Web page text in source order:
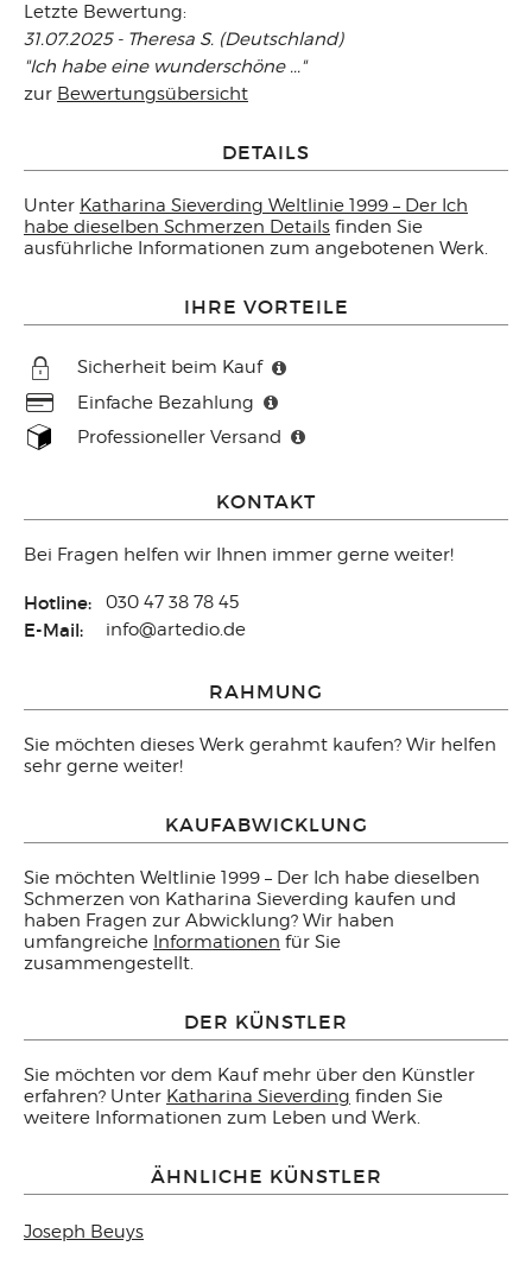
Letzte Bewertung:
31.07.2025 - Theresa S. (Deutschland)
"Ich habe eine wunderschöne ..."
zur Bewertungsübersicht
DETAILS
Unter Katharina Sieverding Weltlinie 1999 – Der Ich
habe dieselben Schmerzen Details finden Sie
ausführliche Informationen zum angebotenen Werk.
IHRE VORTEILE
Sicherheit beim Kauf
Einfache Bezahlung
Professioneller Versand
KONTAKT
Bei Fragen helfen wir Ihnen immer gerne weiter!
Hotline: 030 47 38 78 45
E-Mail: info@artedio.de
RAHMUNG
Sie möchten dieses Werk gerahmt kaufen? Wir helfen
sehr gerne weiter!
KAUFABWICKLUNG
Sie möchten Weltlinie 1999 – Der Ich habe dieselben
Schmerzen von Katharina Sieverding kaufen und
haben Fragen zur Abwicklung? Wir haben
umfangreiche Informationen für Sie
zusammengestellt.
DER KÜNSTLER
Sie möchten vor dem Kauf mehr über den Künstler
erfahren? Unter Katharina Sieverding finden Sie
weitere Informationen zum Leben und Werk.
ÄHNLICHE KÜNSTLER
Joseph Beuys